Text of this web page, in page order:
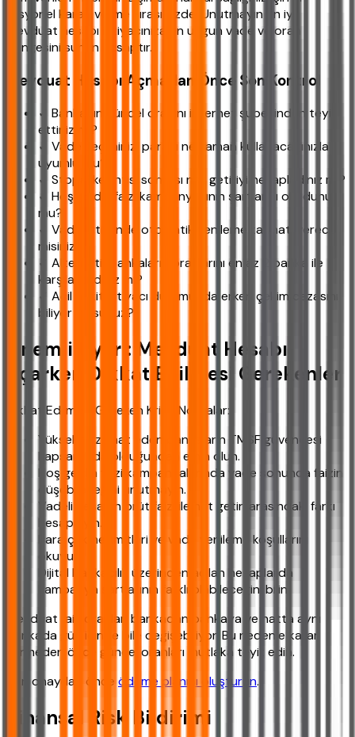
rasyonel kararı verme sırası sizde. Unutmayın en iyi
mevduat hesabı ihtiyacınıza en uygun vade ve oran
dengesini sunan hesaptır.
Mevduat Hesabı Açmadan Önce Son Kontrol
✓ Bankanın güncel oranını internet şubesinden teyit
ettiniz mi?
✓ Vade seçiminiz, parayı ne zaman kullanacağınızla
uyumlu mu?
✓ Stopaj kesintisi sonrası net getiriyi hesapladınız mı?
✓ Hoş geldin faizi kampanyasının şartlarını okudunuz
mu?
✓ Vade bitiminde otomatik yenileme talimatı verecek
misiniz?
✓ Alternatif bankaların oranlarını en az 2 banka ile
karşılaştırdınız mı?
✓ Acil nakit ihtiyacı durumunda erken çekim cezasını
biliyor musunuz?
Önemli Uyarı: Mevduat Hesabı
Açarken Dikkat Edilmesi Gerekenler
Dikkat Edilmesi Gereken Kritik Noktalar:
Yüksek faiz vaat eden bankaların TMSF güvencesi
kapsamında olduğundan emin olun.
Hoş geldin faizi kampanyalarında vade sonunda faizin
düşebileceğini unutmayın.
Vadeli hesabın brüt faizi ile net getiri arasındaki farkı
hesaplayın.
Para çekme limitleri ve vade yenileme koşullarını
okuyun.
Dijital bankacılık üzerinden açılan hesaplarda
kampanya şartlarının farklı olabileceğini bilin.
Mevduat faiz oranları bankadan bankaya ve hatta aynı
bankada gün içinde bile değişebiliyor. Bu nedenle karar
vermeden önce güncel oranları mutlaka teyit edin.
Son onaydan önce ödeme planını oluşturun.
Finansal Risk Bildirimi